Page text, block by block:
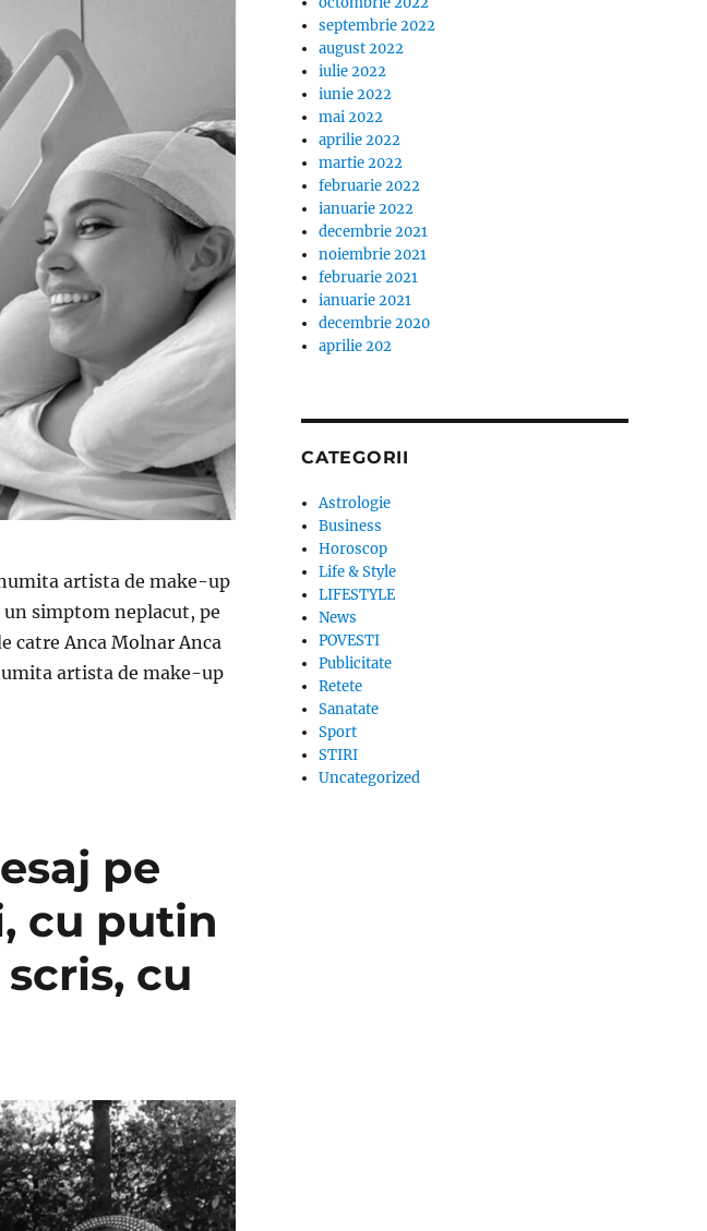
artista de make-up
simptom neplacut, pe
catre Anca Molnar Anca
artista de make-up
descoperit Anca Molnar ca are cancer. Celebra make-up artista s-a confruntat
pe
cu putin
cu
septembrie 2022
august 2022
iulie 2022
iunie 2022
mai 2022
aprilie 2022
martie 2022
februarie 2022
ianuarie 2022
decembrie 2021
noiembrie 2021
februarie 2021
ianuarie 2021
decembrie 2020
aprilie 202
CATEGORII
Astrologie
Business
Horoscop
Life & Style
LIFESTYLE
News
POVESTI
Publicitate
Retete
Sanatate
Sport
STIRI
Uncategorized